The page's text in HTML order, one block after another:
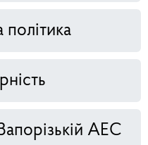
політика
Запорізькій АЕС